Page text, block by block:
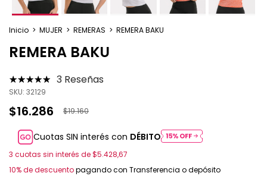
Inicio > MUJER > REMERAS > REMERA BAKU
REMERA BAKU
3 Reseñas
SKU: 32129
$16.286 $19.160
Cuotas SIN interés con DÉBITO
3 cuotas sin interés de$5.428,67
10% de descuentopagando con Transferencia o depósito